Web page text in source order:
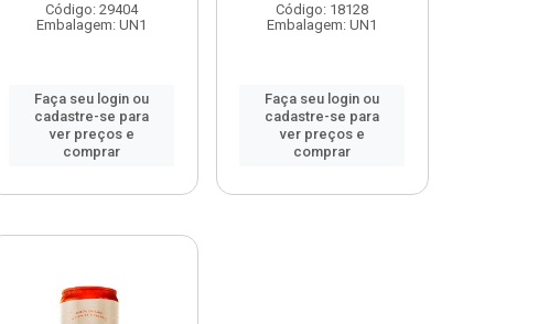
Código: 29404
Embalagem: UN1
Faça seu login ou
cadastre-se para
ver preços e
comprar
Código: 18128
Embalagem: UN1
Faça seu login ou
cadastre-se para
ver preços e
comprar